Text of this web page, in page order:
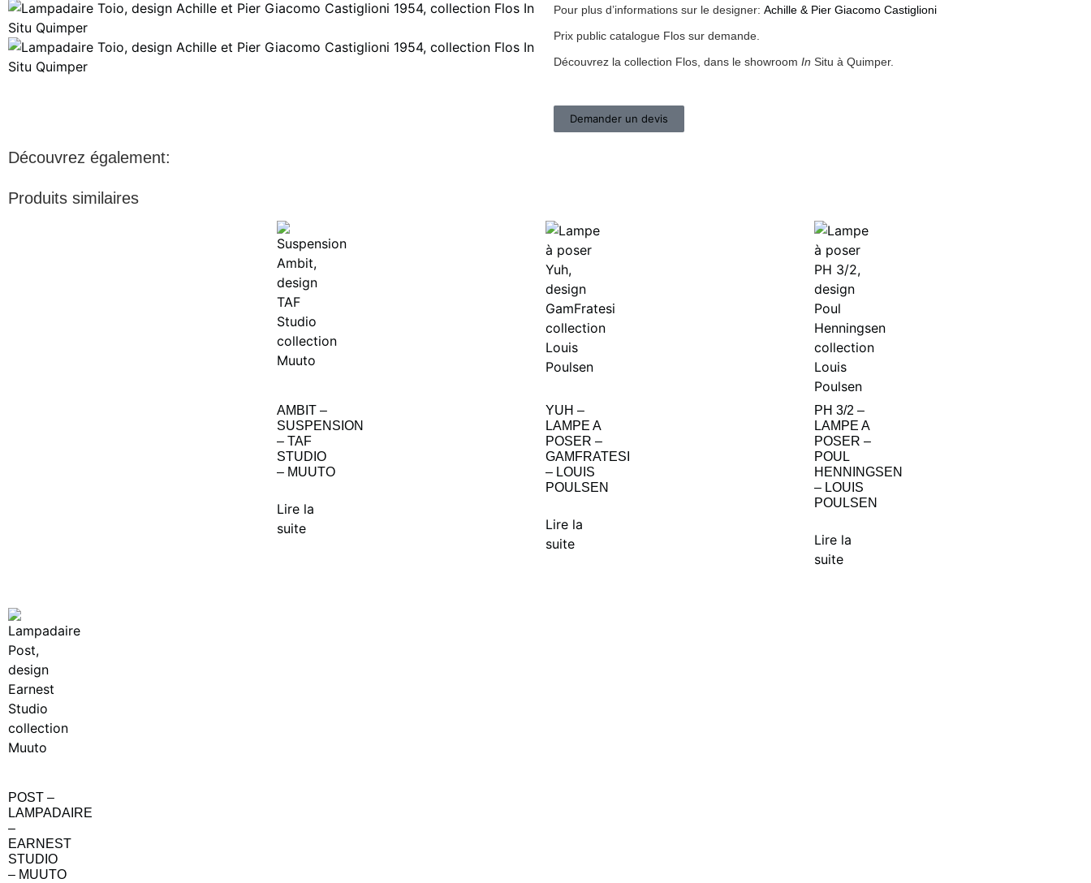
Pour plus d’informations sur le designer: Achille & Pier Giacomo Castiglioni
Prix public catalogue Flos sur demande.
Découvrez la collection Flos, dans le showroom In Situ à Quimper.
Demander un devis
Découvrez également:
Produits similaires
AMBIT –
SUSPENSION
– TAF
STUDIO
– MUUTO
Lire la
suite
YUH –
LAMPE A
POSER –
GAMFRATESI
– LOUIS
POULSEN
Lire la
suite
PH 3/2 –
LAMPE A
POSER –
POUL
HENNINGSEN
– LOUIS
POULSEN
Lire la
suite
POST –
LAMPADAIRE
–
EARNEST
STUDIO
– MUUTO